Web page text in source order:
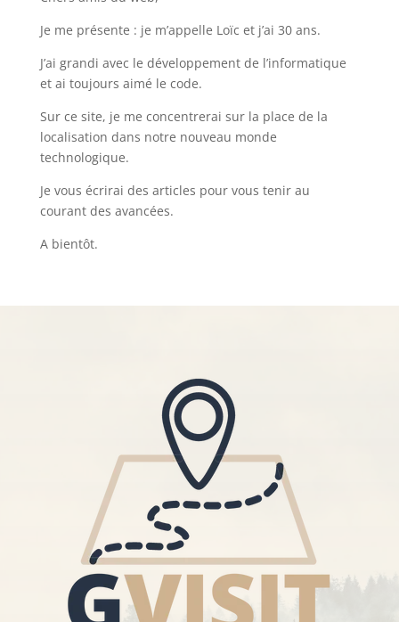
Je me présente : je m’appelle Loïc et j’ai 30 ans.
J’ai grandi avec le développement de l’informatique
et ai toujours aimé le code.
Sur ce site, je me concentrerai sur la place de la
localisation dans notre nouveau monde
technologique.
Je vous écrirai des articles pour vous tenir au
courant des avancées.
A bientôt.